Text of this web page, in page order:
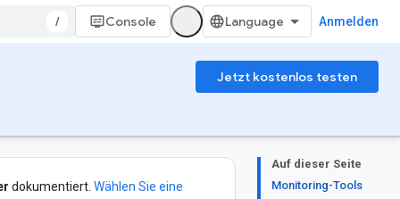
/ Console Anmelden
Jetzt kostenlos testen
Auf dieser Seite
Monitoring-Tools
dokumentiert. Wählen Sie eine